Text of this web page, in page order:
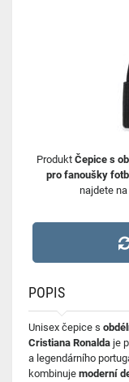
Produkt Čepice s
pro fanoušky
najdete
POPIS
Unisex čepice s
Cristiana Ronalda je
a legendárního
kombinuje moderní